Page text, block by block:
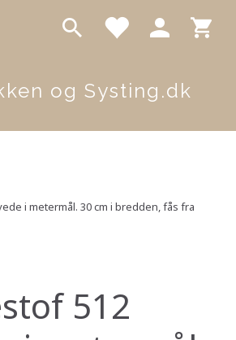
og Systing.dk
i metermål. 30 cm i bredden, fås fra
512